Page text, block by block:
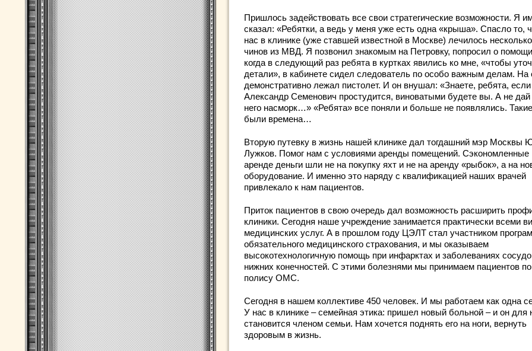
Пришлось задействовать все свои стратегические возможности. Я
сказал: «Ребятки, а ведь у меня уже есть одна «крыша». Спасло то,
нас в клинике (уже ставшей известной в Москве) лечилось несколько
чинов из МВД. Я позвонил знакомым на Петровку, попросил о
когда в следующий раз ребята в куртках явились ко мне, «чтобы
детали», в кабинете сидел следователь по особо важным делам. На
демонстративно лежал пистолет. И он внушал: «Знаете, ребята, если
Александр Семенович простудится, виноватыми будете вы. А не дай
него насморк…» «Ребята» все поняли и больше не появлялись.
были времена…
Вторую путевку в жизнь нашей клинике дал тогдашний мэр Москвы
Лужков. Помог нам с условиями аренды помещений. Сэкономленные
аренде деньги шли не на покупку яхт и не на аренду «рыбок», а на
оборудование. И именно это наряду с квалификацией наших врачей
привлекало к нам пациентов.
Приток пациентов в свою очередь дал возможность расширить
клиники. Сегодня наше учреждение занимается практически всеми
медицинских услуг. А в прошлом году ЦЭЛТ стал участником
обязательного медицинского страхования, и мы оказываем
высокотехнологичную помощь при инфарктах и заболеваниях
нижних конечностей. С этими болезнями мы принимаем пациентов по
полису ОМС.
Сегодня в нашем коллективе 450 человек. И мы работаем как одна
У нас в клинике – семейная этика: пришел новый больной – и он для
становится членом семьи. Нам хочется поднять его на ноги, вернуть
здоровым в жизнь.